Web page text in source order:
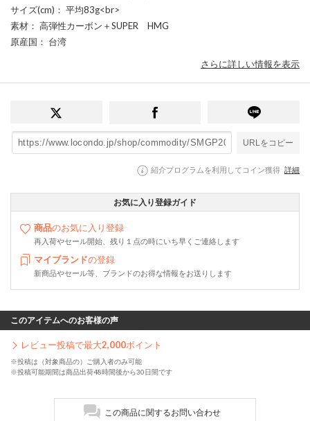
サイズ(cm) ： 平均83g<br>
素材 ： 高弾性カーボン＋SUPER HMG
原産国 ： 台湾
さらに詳しい情報を表示
URLをコピー
紹介プログラムを利用してコイン獲得 詳細
お気に入り登録ガイド
商品のお気に入り登録
再入荷やセール開始、残り１点の時にいち早くご連絡します
マイブランドの登録
新商品やセール等、ブランドのお得な情報をお送りします
このアイテムへのお客様の声
レビュー投稿で最大2,000ポイント
※投稿は（対象商品の）ご購入者のみ可能
※投稿可能期間は商品出荷48時間後から30日間です
この商品に関するお問い合わせ